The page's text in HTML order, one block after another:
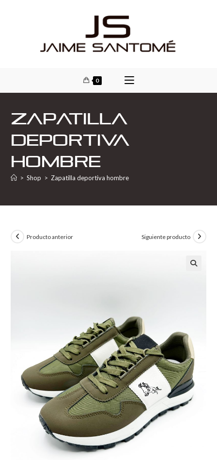
0
Zapatilla
deportiva
hombre
> Shop > Zapatilla deportiva hombre
Producto anterior Siguiente producto